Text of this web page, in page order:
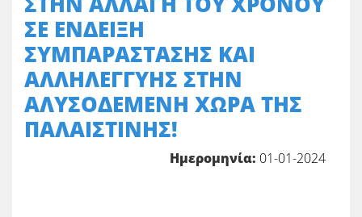
ΣΕ ΕΝΔΕΙΞΗ
ΣΥΜΠΑΡΑΣΤΑΣΗΣ ΚΑΙ
ΑΛΛΗΛΕΓΓΥΗΣ ΣΤΗΝ
ΑΛΥΣΟΔΕΜΕΝΗ ΧΩΡΑ ΤΗΣ
ΠΑΛΑΙΣΤΙΝΗΣ!
Ημερομηνία: 01-01-2024